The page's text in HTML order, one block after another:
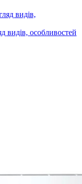
видів, особливостей